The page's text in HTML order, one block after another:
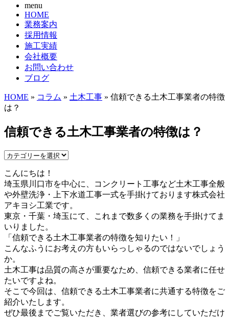
menu
HOME
業務案内
採用情報
施工実績
会社概要
お問い合わせ
ブログ
HOME » コラム » 土木工事 » 信頼できる土木工事業者の特徴
は？
信頼できる土木工事業者の特徴は？
こんにちは！
埼玉県川口市を中心に、コンクリート工事など土木工事全般
や外壁洗浄・上下水道工事一式を手掛けております株式会社
アキヨシ工業です。
東京・千葉・埼玉にて、これまで数多くの業務を手掛けてま
いりました。
「信頼できる土木工事業者の特徴を知りたい！」
こんなふうにお考えの方もいらっしゃるのではないでしょう
か。
土木工事は品質の高さが重要なため、信頼できる業者に任せ
たいですよね。
そこで今回は、信頼できる土木工事業者に共通する特徴をご
紹介いたします。
ぜひ最後までご覧いただき、業者選びの参考にしていただけ